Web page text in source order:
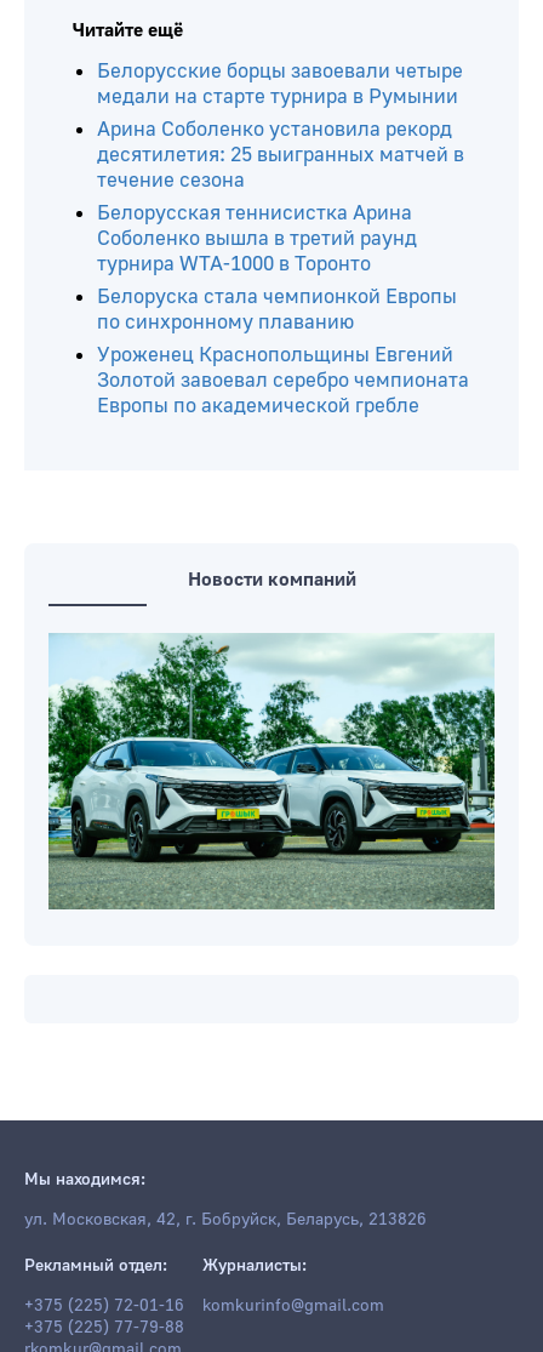
Читайте ещё
Белорусские борцы завоевали четыре
медали на старте турнира в Румынии
Арина Соболенко установила рекорд
десятилетия: 25 выигранных матчей в
течение сезона
Белорусская теннисистка Арина
Соболенко вышла в третий раунд
турнира WTA-1000 в Торонто
Белоруска стала чемпионкой Европы
по синхронному плаванию
Уроженец Краснопольщины Евгений
Золотой завоевал серебро чемпионата
Европы по академической гребле
Новости компаний
Мы находимся:
ул. Московская, 42, г. Бобруйск, Беларусь, 213826
Рекламный отдел:
+375 (225) 72-01-16
+375 (225) 77-79-88
Журналисты:
komkurinfo@gmail.com